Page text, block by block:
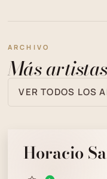
ARCHIVO
Más
VER TODOS LOS
Horacio